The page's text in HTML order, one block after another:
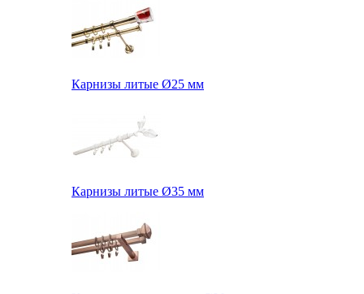
Карнизы литые Ø25 мм
Карнизы литые Ø35 мм